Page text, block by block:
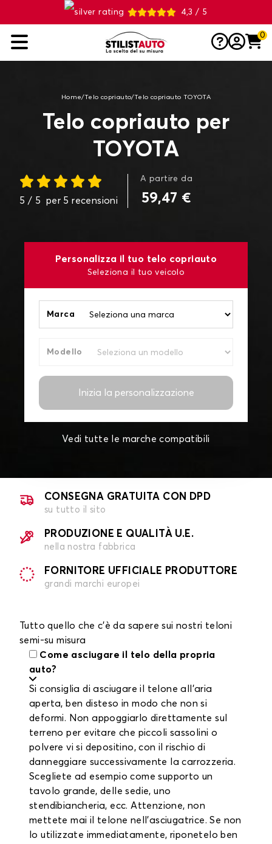
4,3 / 5
0
Home/Telo copriauto/Telo copriauto TOYOTA
Telo copriauto per
TOYOTA
5 / 5 per 5 recensioni
A partire da
59,47 €
Personalizza il tuo telo copriauto
Seleziona il tuo veicolo
Marca
Modello
Inizia la personalizzazione
Vedi tutte le marche compatibili
CONSEGNA GRATUITA CON DPD
su tutto il sito
PRODUZIONE E QUALITÀ U.E.
nella nostra fabbrica
FORNITORE UFFICIALE PRODUTTORE
grandi marchi europei
Tutto quello che c'è da sapere sui nostri teloni
semi-su misura
Come asciugare il telo della propria
auto?
Si consiglia di asciugare il telone all'aria
aperta, ben disteso in modo che non si
deformi. Non appoggiarlo direttamente sul
terreno per evitare che piccoli sassolini o
polvere vi si depositino, con il rischio di
danneggiare successivamente la carrozzeria.
Scegliete ad esempio come supporto un
tavolo grande, delle sedie, uno
stendibiancheria, ecc. Attenzione, non
mettete mai il telone nell'asciugatrice. Se non
lo utilizzate immediatamente, riponetelo ben